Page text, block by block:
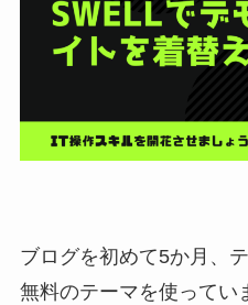
ブログを初めて5か月、
無料のテーマを使ってい